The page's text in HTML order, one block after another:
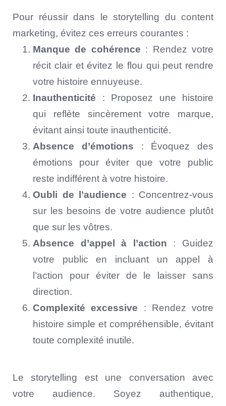
Pour réussir dans le storytelling du content
marketing, évitez ces erreurs courantes :
Manque de cohérence : Rendez votre
récit clair et évitez le flou qui peut rendre
votre histoire ennuyeuse.
Inauthenticité : Proposez une histoire
qui reflète sincèrement votre marque,
évitant ainsi toute inauthenticité.
Absence d’émotions : Évoquez des
émotions pour éviter que votre public
reste indifférent à votre histoire.
Oubli de l’audience : Concentrez-vous
sur les besoins de votre audience plutôt
que sur les vôtres.
Absence d’appel à l’action : Guidez
votre public en incluant un appel à
l’action pour éviter de le laisser sans
direction.
Complexité excessive : Rendez votre
histoire simple et compréhensible, évitant
toute complexité inutile.
Le storytelling est une conversation avec
votre audience. Soyez authentique,